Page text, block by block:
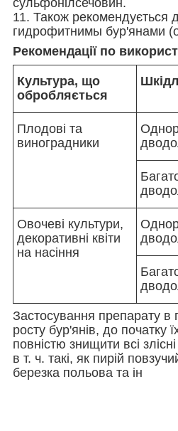
11. Також рекомендується
гидрофитнимы бур'янами
Рекомендації по
Культура, що
обробляється
Плодові та
виноградники
Овочеві культури,
декоративні квіти
на насіння
Застосування препарату в
росту бур'янів, до початку
повністю знищити всі
в т. ч. такі, як пирій
березка польова та ін